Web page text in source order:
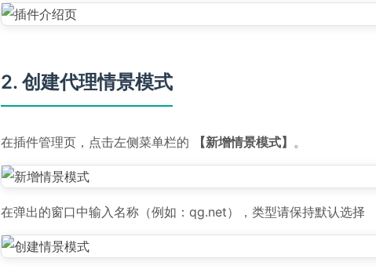
2. 创建代理情景模式
在插件管理页，点击左侧菜单栏的 【新增情景模式】 。
在弹出的窗口中输入名称（例如：qg.net），类型请保持默认选择